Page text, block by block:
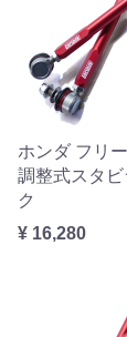
ホンダ フリ
調整式スタ
ク
¥ 16,280